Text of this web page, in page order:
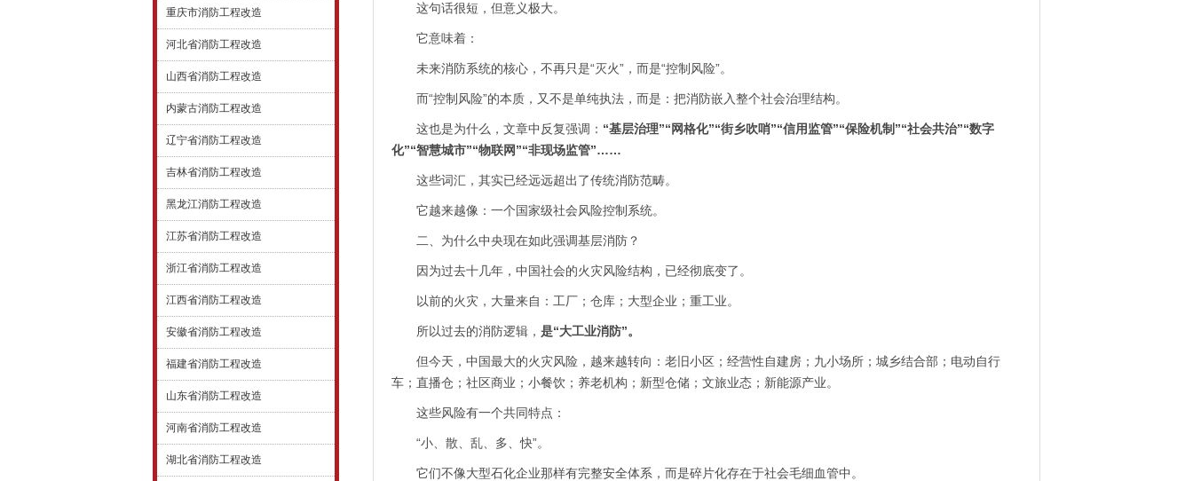
这句话很短，但意义极大。
它意味着：
未来消防系统的核心，不再只是“灭火”，而是“控制风险”。
而“控制风险”的本质，又不是单纯执法，而是：把消防嵌入整个社会治理结构。
这也是为什么，文章中反复强调： “基层治理”“网格化”“街乡吹哨”“信用监管”“保险机制”“社会共治”“数字
化”“智慧城市”“物联网”“非现场监管”……
这些词汇，其实已经远远超出了传统消防范畴。
它越来越像：一个国家级社会风险控制系统。
二、为什么中央现在如此强调基层消防？
因为过去十几年，中国社会的火灾风险结构，已经彻底变了。
以前的火灾，大量来自：工厂；仓库；大型企业；重工业。
所以过去的消防逻辑， 是“大工业消防”。
但今天，中国最大的火灾风险，越来越转向：老旧小区；经营性自建房；九小场所；城乡结合部；电动自行
车；直播仓；社区商业；小餐饮；养老机构；新型仓储；文旅业态；新能源产业。
这些风险有一个共同特点：
“小、散、乱、多、快”。
它们不像大型石化企业那样有完整安全体系，而是碎片化存在于社会毛细血管中。
重庆市消防工程改造
河北省消防工程改造
山西省消防工程改造
内蒙古消防工程改造
辽宁省消防工程改造
吉林省消防工程改造
黑龙江消防工程改造
江苏省消防工程改造
浙江省消防工程改造
江西省消防工程改造
安徽省消防工程改造
福建省消防工程改造
山东省消防工程改造
河南省消防工程改造
湖北省消防工程改造